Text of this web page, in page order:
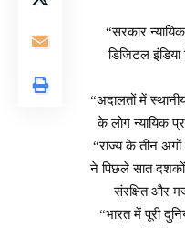
“सरकार
डिजिटल इंडिया
“अदालतों में
के लोग न्यायिक
“राज्य के तीन
ने पिछले सात दशकों
संरक्षित और
“भारत में पूरी